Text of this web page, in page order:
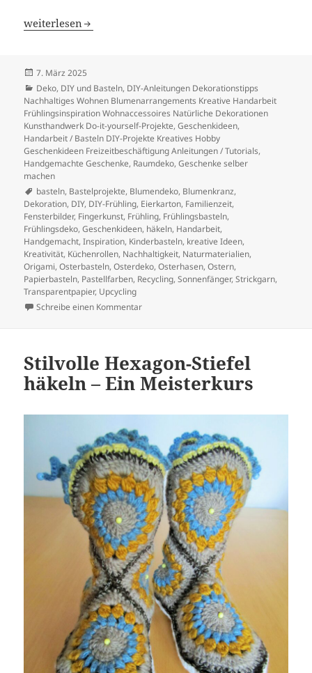
Frühlingshafte Bastelideen – Kreative Inspiration auf
weiterlesen
Veröffentlicht
am
7. März 2025
Kategorien
Deko, DIY und Basteln, DIY-Anleitungen Dekorationstipps
Nachhaltiges Wohnen Blumenarrangements Kreative Handarbeit
Frühlingsinspiration Wohnaccessoires Natürliche Dekorationen
Kunsthandwerk Do-it-yourself-Projekte,Geschenkideen,
Handarbeit / Basteln DIY-Projekte Kreatives Hobby
Geschenkideen Freizeitbeschäftigung Anleitungen / Tutorials,
Handgemachte Geschenke, Raumdeko, Geschenke selber
machen
Schlagwörter
basteln, Bastelprojekte, Blumendeko, Blumenkranz,
Dekoration, DIY, DIY-Frühling, Eierkarton, Familienzeit,
Fensterbilder, Fingerkunst, Frühling, Frühlingsbasteln,
Frühlingsdeko,Geschenkideen, häkeln, Handarbeit,
Handgemacht,Inspiration, Kinderbasteln, kreative Ideen,
Kreativität, Küchenrollen, Nachhaltigkeit, Naturmaterialien,
Origami,Osterbasteln,Osterdeko,Osterhasen,Ostern,
Papierbasteln, Pastellfarben, Recycling,Sonnenfänger,Strickgarn,
Transparentpapier, Upcycling
Schreibe einen Kommentarzu
Stilvolle Hexagon-Stiefel
häkeln – Ein Meisterkurs